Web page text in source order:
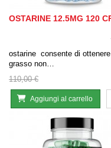
OSTARINE 12.5MG 120
ostarine consente di
grasso non…
110,00 €
Aggiungi al carrello